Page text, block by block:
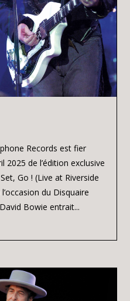
Records est fier
2025 de l’édition exclusive
Go ! (Live at Riverside
du Disquaire
Bowie entrait...